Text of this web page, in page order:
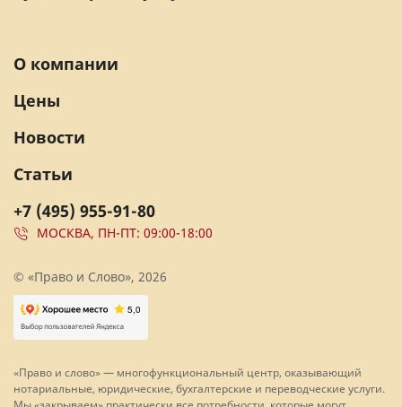
+7 (495) 955-91-80
МОСКВА, ПН-ПТ: 09:00-18:00
О компании
Цены
Новости
Статьи
© «Право и Слово», 2026
«Право и слово» — многофункциональный центр, оказывающий
нотариальные, юридические, бухгалтерские и переводческие услуги.